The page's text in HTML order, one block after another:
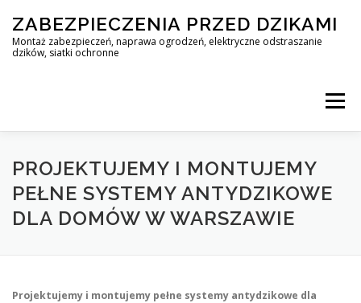
content
ZABEZPIECZENIA PRZED DZIKAMI
Montaż zabezpieczeń, naprawa ogrodzeń, elektryczne odstraszanie
dzików, siatki ochronne
Menu
STOP DZIK
PROFESJONALNA OCHRONA PRZED DZIKAMI • WARSZAWA
PROJEKTUJEMY I MONTUJEMY
PEŁNE SYSTEMY ANTYDZIKOWE
DLA DOMÓW W WARSZAWIE
Projektujemy i montujemy pełne systemy antydzikowe dla